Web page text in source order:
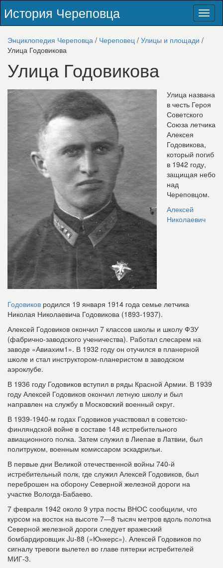
История Череповца
Энциклопедия Череповца / Череповец / Улицы и площади /
Улица Годовикова
Улица Годовикова
Улица названа
в честь Героя
Советского
Союза летчика
Алексея
Годовикова,
который погиб
в 1942 году,
защищая небо
над
Череповцом.
Алексей
Николаевич
Годовиков родился 19 января 1914 года семье летчика
Николая Николаевича Годовикова (1893-1937).
Алексей Годовиков окончил 7 классов школы и школу ФЗУ
(фабрично-заводского ученичества). Работал слесарем на
заводе «Авиахим1». В 1932 году он отучился в планерной
школе и стал инструктором-планеристом в заводском
аэроклубе.
В 1936 году Годовиков вступил в ряды Красной Армии. В 1939
году Алексей Годовиков окончил летную школу и был
направлен на службу в Московский военный округ.
В 1939-1940-м годах Годовиков участвовал в советско-
финляндской войне в составе 148 истребительного
авиационного полка. Затем служил в Лиепае в Латвии, был
политруком, военным комиссаром эскадрильи.
В первые дни Великой отечественной войны 740-й
истребительный полк, где служил Алексей Годовиков, был
переброшен на оборону Северной железной дороги на
участке Вологда-Бабаево.
7 февраля 1942 около 9 утра посты ВНОС сообщили, что
курсом на восток на высоте 7—8 тысяч метров вдоль полотна
Северной железной дороги следует вражеский
бомбардировщик Ju-88 («Юнкерс»). Алексей Годовиков по
сигналу тревоги вылетел во главе пятерки истребителей
МИГ-3.